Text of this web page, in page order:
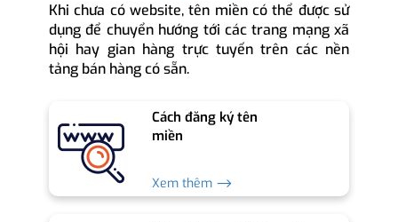
Khi chưa có website, tên miền có thể được sử
dụng để chuyển hướng tới các trang mạng xã
hội hay gian hàng trực tuyến trên các nền
tảng bán hàng có sẵn.
Cách đăng ký tên
miền
Xem thêm ⟶